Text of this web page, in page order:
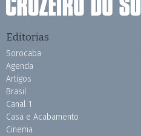
Editorias
Sorocaba
Agenda
Artigos
Brasil
Canal 1
Casa e Acabamento
Cinema